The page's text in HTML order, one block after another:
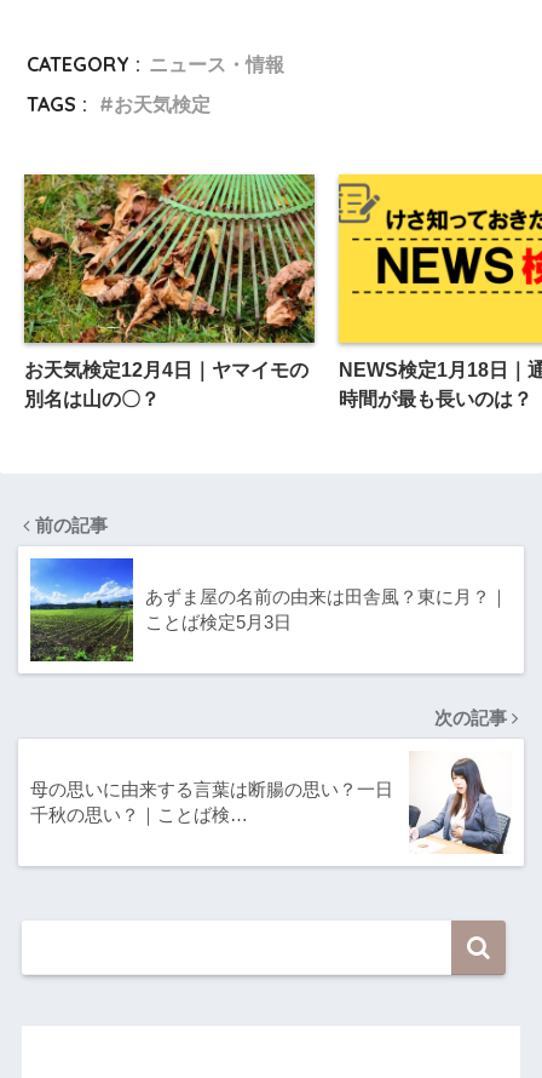
CATEGORY : ニュース・情報
TAGS :
お天気検定
お天気検定12月4日｜ヤマイモの
別名は山の〇？
NEWS検定1月18日｜
時間が最も長いのは？
前の記事
あずま屋の名前の由来は田舎風？東に月？｜
ことば検定5月3日
次の記事
母の思いに由来する言葉は断腸の思い？一日
千秋の思い？｜ことば検…